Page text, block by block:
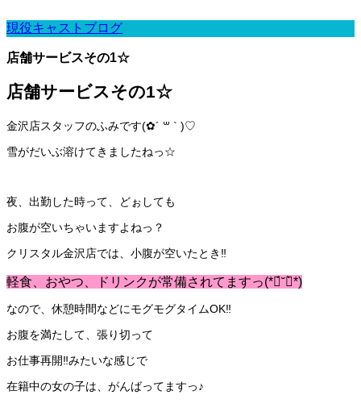
現役キャストブログ
店舗サービスその1☆
店舗サービスその1☆
金沢店スタッフのふみです(✿´ ꒳ ` )♡
雪がだいぶ溶けてきましたねっ☆
夜、出勤した時って、どぉしても
お腹が空いちゃいますよねっ？
クリスタル金沢店では、小腹が空いたとき‼️
軽食、おやつ、ドリンクが常備されてますっ(*ฅ́˘ฅ̀*)
なので、休憩時間などにモグモグタイムOK‼️
お腹を満たして、張り切って
お仕事再開‼️みたいな感じで
在籍中の女の子は、がんばってますっ♪